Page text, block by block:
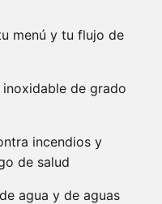
menú y tu flujo de
de grado
incendios y
de salud
agua y de aguas